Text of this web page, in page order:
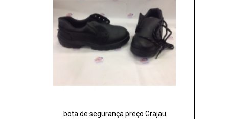
bota de segurança preço Grajau